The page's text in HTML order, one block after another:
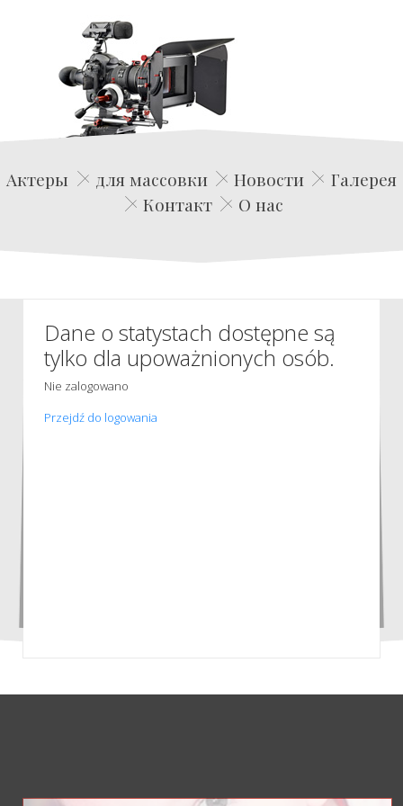
Edwin Film Agencja Aktorska
Актеры для массовки Новости
Галерея
Контакт
О нас
Dane o statystach dostępne są
tylko dla upoważnionych osób.
Nie zalogowano
Przejdź do logowania